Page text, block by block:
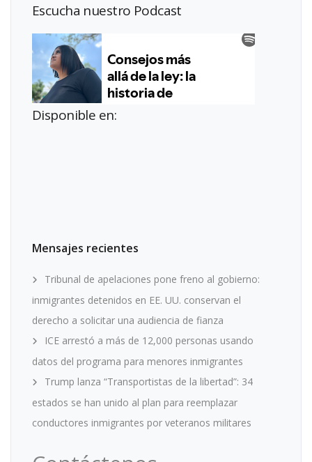
Escucha nuestro Podcast
Disponible en:
Mensajes recientes
Tribunal de apelaciones pone freno al gobierno:
inmigrantes detenidos en EE. UU. conservan el
derecho a solicitar una audiencia de fianza
ICE arrestó a más de 12,000 personas usando
datos del programa para menores inmigrantes
Trump lanza “Transportistas de la libertad”: 34
estados se han unido al plan para reemplazar
conductores inmigrantes por veteranos militares